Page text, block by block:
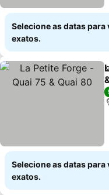
Selecione as datas para
exatos.
Selecione as datas para
exatos.